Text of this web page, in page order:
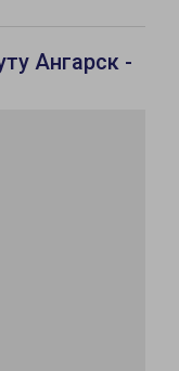
Ангарск -